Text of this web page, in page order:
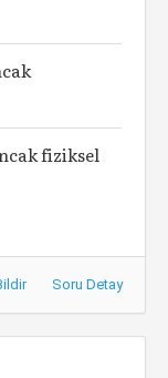
fiziksel
Soru Detay